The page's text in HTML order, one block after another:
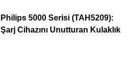
Philips 5000 Serisi (TAH5209):
Şarj Cihazını Unutturan Kulaklık